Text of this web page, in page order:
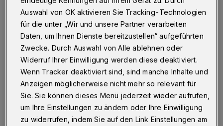
M it Headcoach Cory Clouston wollen die
Kölner Haie in die Erfolgsspur
zurückkehren. Gelegenheit dazu hat das Team
in drei DEL-Spielen innerhalb der nächsten
fünf Tage. Am Freitaggastiert der KEC beim
Auswahl von OK aktivieren Sie Tracking-Technologien
für die unter „Wir und unsere Partner verarbeiten
Daten, um Ihnen Dienste bereitzustellen“ aufgeführten
Zwecke. Durch Auswahl von Alle ablehnen oder
Widerruf Ihrer Einwilligung werden diese deaktiviert.
Wenn Tracker deaktiviert sind, sind manche Inhalte und
Anzeigen möglicherweise nicht mehr so relevant für
Sie. Sie können dieses Menü jederzeit wieder aufrufen,
um Ihre Einstellungen zu ändern oder Ihre Einwilligung
zu widerrufen, indem Sie auf den Link Einstellungen am